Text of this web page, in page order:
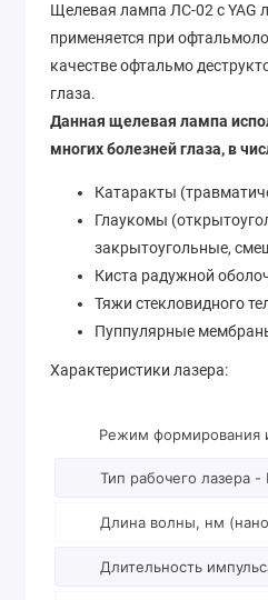
Щелевая лампа ЛС-02 с YAG
применяется при
качестве офтальмо
глаза.
Данная щелевая лампа
многих болезней глаза, в
Катаракты
Глаукомы
закрытоугольные,
Киста радужной
Тяжи стекловидного
Пуппулярные
Характеристики лазера:
Режим формирования
Тип рабочего лазера -
Длина волны, нм
Длительность